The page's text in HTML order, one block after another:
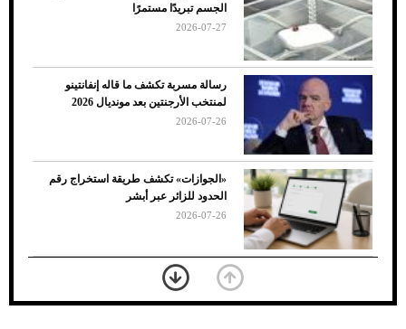
7 نصائح لاختيار لون البنطلون المناسب للقميص
الأسود
الجسم تبريدًا مستمرًا
2026-07-27
رسالة مسربة تكشف ما قاله إنفانتينو
لمنتخب الأرجنتين بعد مونديال 2026
2026-07-26
«الجوازات» تكشف طريقة استخراج رقم
الحدود للزائر عبر أبشر
2026-07-26
بعد 7 أشهر من تعرضه لحادث مروع.. جوشوا
يفوز على برينغا بـ"الضربة القاضية" (فيديو)
2026-07-26